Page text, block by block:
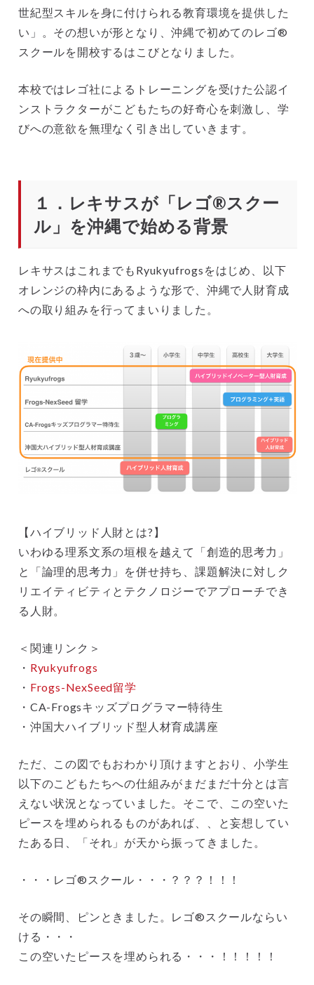
世紀型スキルを身に付けられる教育環境を提供した
い」。その想いが形となり、沖縄で初めてのレゴ®
スクールを開校するはこびとなりました。
本校ではレゴ社によるトレーニングを受けた公認イ
ンストラクターがこどもたちの好奇心を刺激し、学
びへの意欲を無理なく引き出していきます。
１．レキサスが「レゴ®スクー
ル」を沖縄で始める背景
レキサスはこれまでもRyukyufrogsをはじめ、以下
オレンジの枠内にあるような形で、沖縄で人財育成
への取り組みを行ってまいりました。
【ハイブリッド人財とは?】
いわゆる理系文系の垣根を越えて「創造的思考力」
と「論理的思考力」を併せ持ち、課題解決に対しク
リエイティビティとテクノロジーでアプローチでき
る人財。
＜関連リンク＞
・ Ryukyufrogs
・ Frogs-NexSeed留学
・CA-Frogsキッズプログラマー特待生
・沖国大ハイブリッド型人材育成講座
ただ、この図でもおわかり頂けますとおり、小学生
以下のこどもたちへの仕組みがまだまだ十分とは言
えない状況となっていました。そこで、この空いた
ピースを埋められるものがあれば、、と妄想してい
たある日、「それ」が天から振ってきました。
・・・レゴ®スクール・・・？？？！！！
その瞬間、ピンときました。レゴ®スクールならい
ける・・・
この空いたピースを埋められる・・・！！！！！